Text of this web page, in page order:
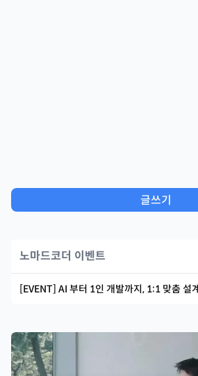
글쓰기
노마드코더 이벤트
[EVENT] AI 부터 1인 개발까지, 1:1 맞춤 설